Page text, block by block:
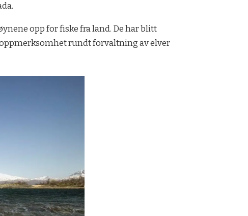
opp for fiske fra land. De har blitt
rundt forvaltning av elver